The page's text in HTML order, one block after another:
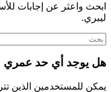
ابحث واعثر عن إجابات
ليبري.
هل يوجد أي حد عمري